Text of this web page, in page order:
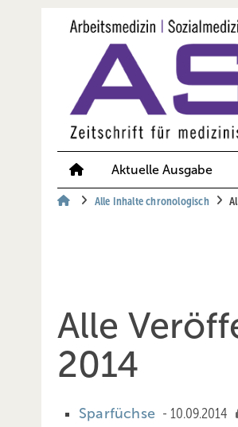
Aktuelle Ausgabe
Alle Inhalte chronologisch
Alle
2014
Sparfüchse
10.09.2014